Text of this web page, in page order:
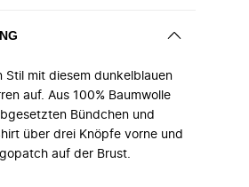
Stil mit diesem dunkelblauen
auf. Aus 100% Baumwolle
Bündchen und
über drei Knöpfe vorne und
auf der Brust.